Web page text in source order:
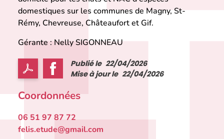
domestiques sur les communes de Magny, St-
Rémy, Chevreuse, Châteaufort et Gif.
Gérante : Nelly SIGONNEAU
Publié le 22/04/2026
Mise à jour le 22/04/2026
Coordonnées
06 51 97 87 72
felis.etude@gmail.com